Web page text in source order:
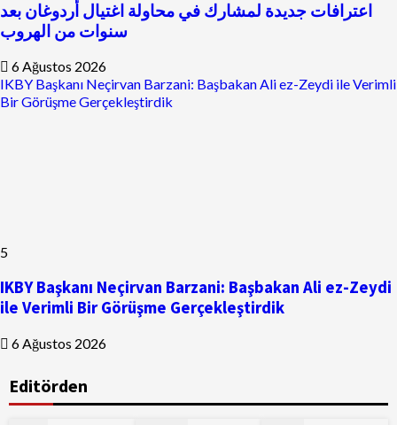
اعترافات جديدة لمشارك في محاولة اغتيال أردوغان بعد
سنوات من الهروب
6 Ağustos 2026
IKBY Başkanı Neçirvan Barzani: Başbakan Ali ez-Zeydi ile Verimli
Bir Görüşme Gerçekleştirdik
5
IKBY Başkanı Neçirvan Barzani: Başbakan Ali ez-Zeydi
ile Verimli Bir Görüşme Gerçekleştirdik
6 Ağustos 2026
Editörden